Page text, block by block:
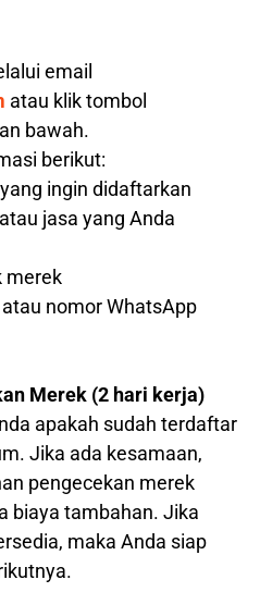
email
atau klik tombol
bawah.
berikut:
ingin didaftarkan
jasa yang Anda
merek
nomor WhatsApp
Merek (2 hari kerja)
apakah sudah terdaftar
Jika ada kesamaan,
pengecekan merek
biaya tambahan. Jika
maka Anda siap